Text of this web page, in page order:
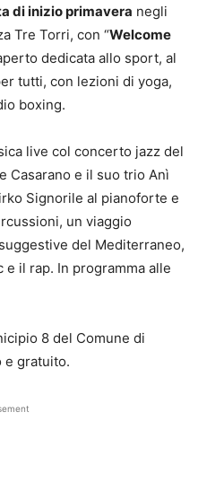
di inizio primavera negli
Tre Torri, con “Welcome
dedicata allo sport, al
tutti, con lezioni di yoga,
boxing.
live col concerto jazz del
Casarano e il suo trio Anì
Signorile al pianoforte e
un viaggio
del Mediterraneo,
il rap. In programma alle
8 del Comune di
e gratuito.